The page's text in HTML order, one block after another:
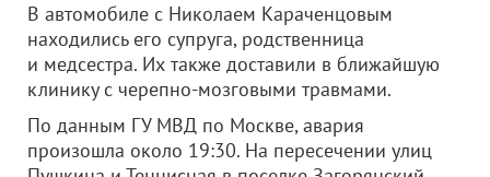
В автомобиле с Николаем Караченцовым
находились его супруга, родственница
и медсестра. Их также доставили в ближайшую
клинику с черепно-мозговыми травмами.
По данным ГУ МВД по Москве, авария
произошла около 19:30. На пересечении улиц